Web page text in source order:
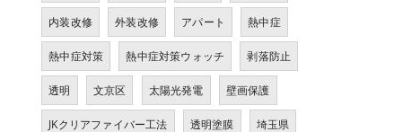
内装改修 外装改修 アパート 熱中症
熱中症対策 熱中症対策ウォッチ 剥落防止
透明 文京区 太陽光発電 壁画保護
JKクリアファイバー工法 透明塗膜 埼玉県